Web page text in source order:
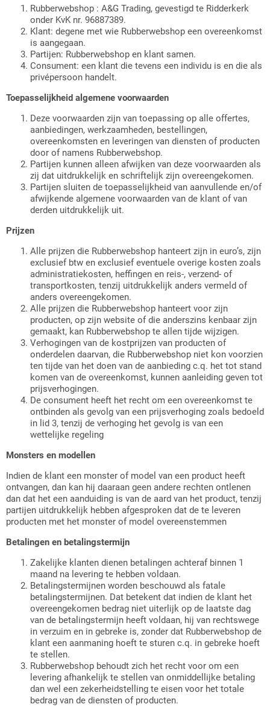
Breedribloper
ProfiGrip
Pyramideloper
Hamerslagloper
Granulaatloper
Kabelmatten
Montage Lijm / Kit Polymeer
vloeren
workout
Fysio en medische centrum puzzel
tegels
Sportvloer puzzel tegels
Fitnessmatten voor thuis
Crossfit
Vechtsport tegels
Laadvloermat doe-het-zelf
Laadvloermatten pasvorm
Rubber voor personenautos
Stootprofielen (fenderprofielen)
Glaswagenprofielen
Carrosserieprofielen
Halfrond EPDM profielen
Rubber rond snoeren
Rubber rechthoekig snoeren
Rubberband
H Profielen
Driehoek/Wig profielen
Silicone U Profielen
Luikenpakking
Celrubberplaat EPDM - 100cm
breedt - Dikte van 1mm t/m 10mm
Celrubberplaat EPDM - 100cm
breedt - Dikte van 12mm t/m 50mm
Celrubberplaat Neopreen CR -
100cm breedt - Dikte van 1mm t/m
Celrubberplaat Neopreen CR -
100cm breedt - Dikte van 12mm t/m
50mm
PVC Slangen met inlage
Radiateurslangen
Laboratoriumslangen
Afvoerslangen
Levensmiddelenslangen
EPDM rubber slang
Plaatrubber EPDM Zwart
Plaatrubber NBR Nitril
Plaatrubber Neopreen
Plaatrubber EPDM wit
levensmiddelen voedingskwaliteit
Messing Mof
Messing T stuk
Messing afdichtstop
Dubbelzijdig tape
Contactlijm
Secondelijm
Professionele siliconenlijm
elastosil
Oploopprofielen
Hoekprofielen
O-ringen
Schoonmaakmiddel
Rubberwebshop : A&G Trading, gevestigd te Ridderkerk
onder KvK nr. 96887389.
Klant: degene met wie Rubberwebshop een overeenkomst
is aangegaan.
Partijen: Rubberwebshop en klant samen.
Consument: een klant die tevens een individu is en die als
privépersoon handelt.
Toepasselijkheid algemene voorwaarden
Deze voorwaarden zijn van toepassing op alle offertes,
aanbiedingen, werkzaamheden, bestellingen,
overeenkomsten en leveringen van diensten of producten
door of namens Rubberwebshop.
Partijen kunnen alleen afwijken van deze voorwaarden als
zij dat uitdrukkelijk en schriftelijk zijn overeengekomen.
Partijen sluiten de toepasselijkheid van aanvullende en/of
afwijkende algemene voorwaarden van de klant of van
derden uitdrukkelijk uit.
Prijzen
Alle prijzen die Rubberwebshop hanteert zijn in euro’s, zijn
exclusief btw en exclusief eventuele overige kosten zoals
administratiekosten, heffingen en reis-, verzend- of
transportkosten, tenzij uitdrukkelijk anders vermeld of
anders overeengekomen.
Alle prijzen die Rubberwebshop hanteert voor zijn
producten, op zijn website of die anderszins kenbaar zijn
gemaakt, kan Rubberwebshop te allen tijde wijzigen.
Verhogingen van de kostprijzen van producten of
onderdelen daarvan, die Rubberwebshop niet kon voorzien
ten tijde van het doen van de aanbieding c.q. het tot stand
komen van de overeenkomst, kunnen aanleiding geven tot
prijsverhogingen.
De consument heeft het recht om een overeenkomst te
ontbinden als gevolg van een prijsverhoging zoals bedoeld
in lid 3, tenzij de verhoging het gevolg is van een
wettelijke regeling
Monsters en modellen
Indien de klant een monster of model van een product heeft
ontvangen, dan kan hij daaraan geen andere rechten ontlenen
dan dat het een aanduiding is van de aard van het product, tenzij
partijen uitdrukkelijk hebben afgesproken dat de te leveren
producten met het monster of model overeenstemmen
Betalingen en betalingstermijn
Zakelijke klanten dienen betalingen achteraf binnen 1
maand na levering te hebben voldaan.
Betalingstermijnen worden beschouwd als fatale
betalingstermijnen. Dat betekent dat indien de klant het
overeengekomen bedrag niet uiterlijk op de laatste dag
van de betalingstermijn heeft voldaan, hij van rechtswege
in verzuim en in gebreke is, zonder dat Rubberwebshop de
klant een aanmaning hoeft te sturen c.q. in gebreke hoeft
te stellen.
Rubberwebshop behoudt zich het recht voor om een
levering afhankelijk te stellen van onmiddellijke betaling
dan wel een zekerheidstelling te eisen voor het totale
bedrag van de diensten of producten.